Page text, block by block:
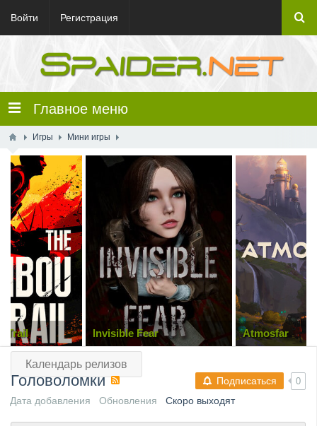
Войти Регистрация
Главное меню
Игры Мини игры
Trail Invisible Fear Atmosfar
Календарь релизов
Подписаться 0
Головоломки
Дата добавления Обновления Скоро выходят